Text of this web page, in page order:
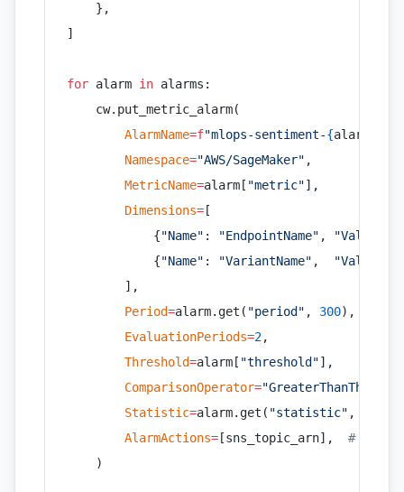
    },
]
for alarm in alarms:
    cw.put_metric_alarm(
        AlarmName
=f"mlops-sentiment-{alarm[
        Namespace
="AWS/SageMaker" ,
        MetricName
=alarm[ "metric"],
        Dimensions
= [
            {
"Name" : "EndpointName" , "Value"
            {
"Name" : "VariantName" , "Value"
        ],
        Period
=alarm.get( "period" , 300),
        EvaluationPeriods
=2,
        Threshold
=alarm[ "threshold"],
        ComparisonOperator
=
        Statistic
=alarm.get( "statistic" ,
        AlarmActions
= [sns_topic_arn], # 警報
    )